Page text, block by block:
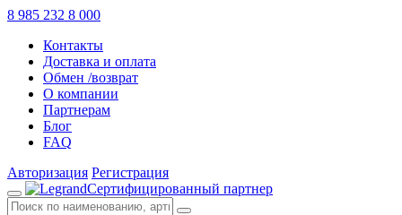
8 985 232 8 000
Контакты
Доставка и оплата
Обмен /возврат
О компании
Партнерам
Блог
FAQ
Авторизация Регистрация
Сертифицированный партнер